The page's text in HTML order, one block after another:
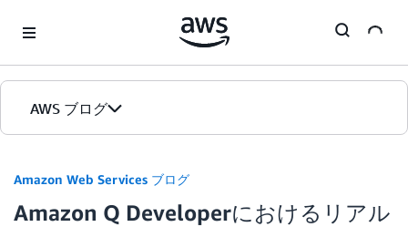
AWS ブログ
カテゴリ
Amazon Web Services ブログ
Amazon Q Developerにおけるリアル